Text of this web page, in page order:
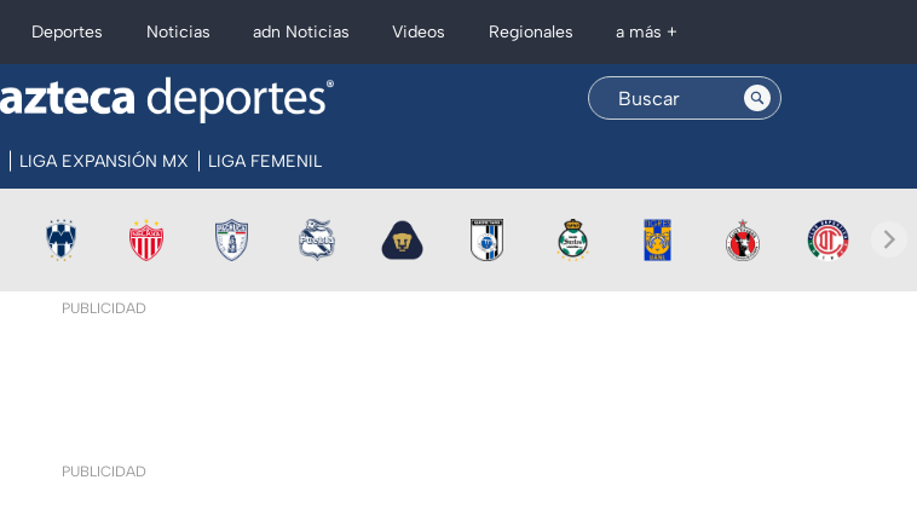
Deportes Noticias adn Noticias Videos Regionales a más +
LIGA EXPANSIÓN MX LIGA FEMENIL
PUBLICIDAD
PUBLICIDAD